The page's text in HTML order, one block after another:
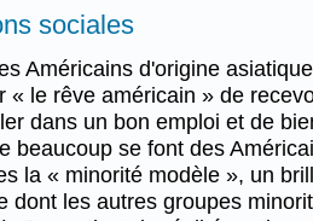
sociales
Américains d'origine
« le rêve américain » de
dans un bon emploi et de
beaucoup se font des
la « minorité modèle », un
dont les autres groupes